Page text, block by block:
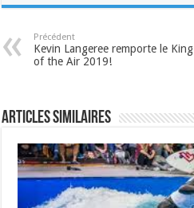
Précédent
Kevin Langeree remporte le King
of the Air 2019!
Articles similaires